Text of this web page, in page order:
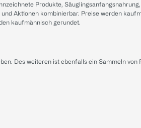
Produkte,
Aktionen kombinierbar. Preise werden
kaufmännisch gerundet.
Des weiteren ist ebenfalls ein Sammeln